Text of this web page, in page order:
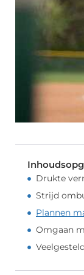
Drukte
Strijd
Plannen
Omgaan